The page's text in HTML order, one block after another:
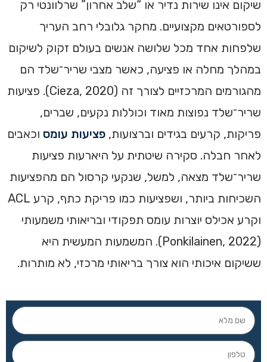
שיקום אינו שירות נדיר או “שלב אחרון” שרלוונטי רק
לספורטאים מקצועיים. מחקר גלובלי רחב העריך
שלפחות אחד מכל שלושה אנשים בעולם זקוק לשיקום
במהלך מחלה או פציעה, כאשר מצבי שריר־שלד הם
מהגורמים המרכזיים לצורך זה (Cieza, 2020). פציעות
שריר־שלד נפוצות מאוד וכוללות נקעים, שברים,
פריקות, קרעים בגידים וברצועות, פציעות עומס וכאבים
לאחר חבלה. סקירה שיטתית על היארעות פציעות
שריר־שלד מצאה, למשל, שנקעי קרסול הם מהפציעות
השכיחות ביותר, ושפציעות כמו פריקת כתף, קרע ACL
וקרע אכילס יוצרות עומס תפקודי ובריאותי משמעותי
(Ponkilainen, 2022). המשמעות המעשית היא
ששיקום איכותי הוא צורך בריאותי מרכזי, לא מותרות.